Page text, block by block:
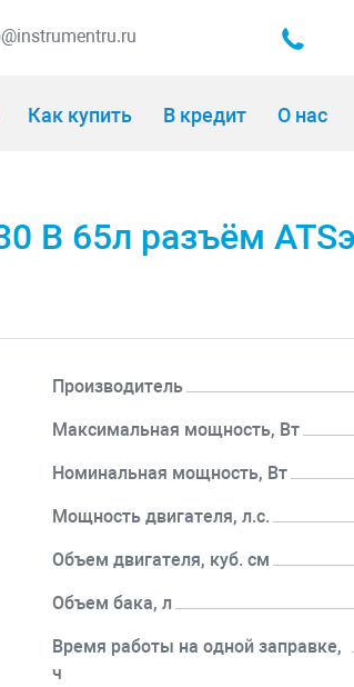
Как купить В кредит О нас
В 65л разъём
Производитель
Максимальная мощность, Вт
Номинальная мощность, Вт
Мощность двигателя, л.с.
Объем двигателя, куб. см
Объем бака, л
Время работы на одной заправке,
ч